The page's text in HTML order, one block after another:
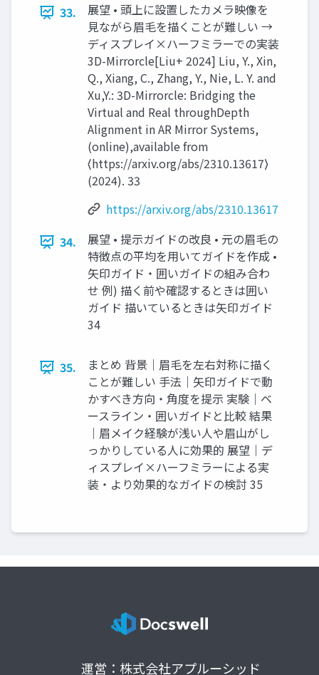
33.
展望 • 頭上に設置したカメラ映像を
見ながら眉毛を描くことが難しい →
ディスプレイ×ハーフミラーでの実装
3D-Mirrorcle[Liu+ 2024] Liu, Y., Xin,
Q., Xiang, C., Zhang, Y., Nie, L. Y. and
Xu,Y.: 3D-Mirrorcle: Bridging the
Virtual and Real throughDepth
Alignment in AR Mirror Systems,
(online),available from
⟨https://arxiv.org/abs/2310.13617⟩
(2024). 33
https://arxiv.org/abs/2310.13617
34.
展望 • 提示ガイドの改良 • 元の眉毛の
特徴点の平均を用いてガイドを作成 •
矢印ガイド・囲いガイドの組み合わ
せ 例) 描く前や確認するときは囲い
ガイド 描いているときは矢印ガイド
34
35.
まとめ 背景｜眉毛を左右対称に描く
ことが難しい 手法｜矢印ガイドで動
かすべき方向・角度を提示 実験｜ベ
ースライン・囲いガイドと比較 結果
｜眉メイク経験が浅い人や眉山がし
っかりしている人に効果的 展望｜デ
ィスプレイ×ハーフミラーによる実
装・より効果的なガイドの検討 35
運営：株式会社アプルーシッド